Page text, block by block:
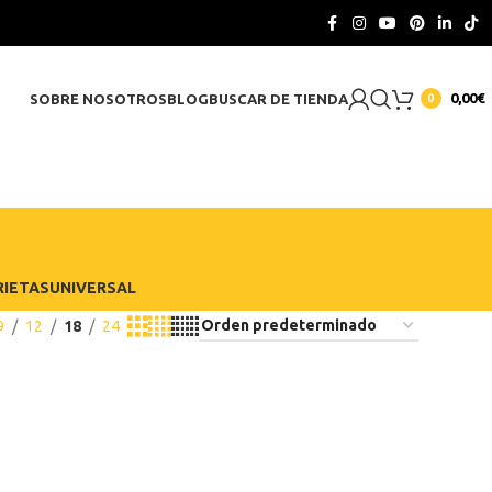
SOBRE NOSOTROSBLOGBUSCAR DE TIENDA 0 0,00€
UNIVERSAL
12 18 24